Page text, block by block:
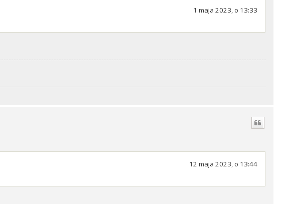
1 maja 2023, o 13:33
12 maja 2023, o 13:44